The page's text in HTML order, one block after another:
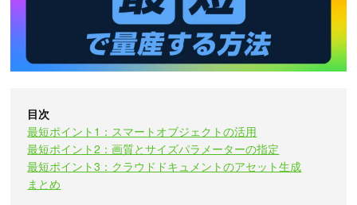
目次
最短ポイント1：スマートオブジェクトの活用
最短ポイント2：画質とサイズパラメーターの指定
最短ポイント3：クラウドドキュメントのアセット生成
まとめ